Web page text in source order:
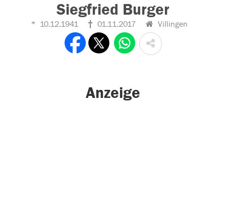
Siegfried Burger
10.12.1941 01.11.2017 Villingen
Anzeige